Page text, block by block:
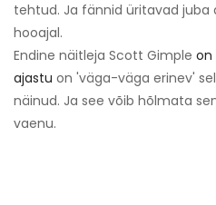
tehtud. Ja fännid üritavad juba
hooajal.
Endine näitleja Scott Gimple on
ajastu on 'väga-väga erinev'
näinud. Ja see võib hõlmata
vaenu.